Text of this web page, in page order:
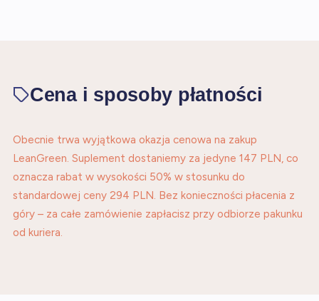
Cena i sposoby płatności
Obecnie trwa wyjątkowa okazja cenowa na zakup
LeanGreen. Suplement dostaniemy za jedyne 147 PLN, co
oznacza rabat w wysokości 50% w stosunku do
standardowej ceny 294 PLN. Bez konieczności płacenia z
góry – za całe zamówienie zapłacisz przy odbiorze pakunku
od kuriera.